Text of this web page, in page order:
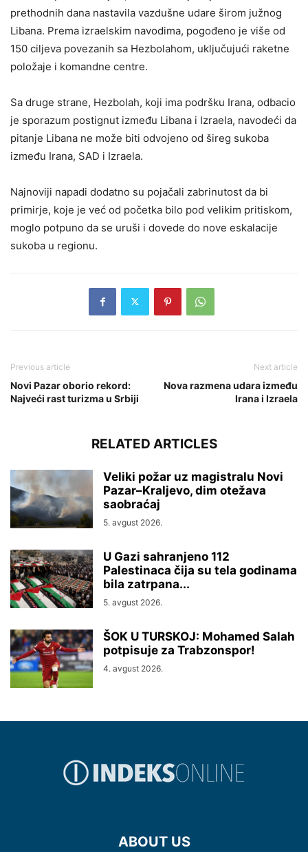
prethodnih dana nastavila vazdušne udare širom južnog
Libana. Prema izraelskim navodima, pogođeno je više od
150 ciljeva povezanih sa Hezbolahom, uključujući raketne
položaje i komandne centre.
Sa druge strane, Hezbolah, koji ima podršku Irana, odbacio
je sporazum postignut između Libana i Izraela, navodeći da
pitanje Libana ne može biti odvojeno od šireg sukoba
između Irana, SAD i Izraela.
Najnoviji napadi dodatno su pojačali zabrinutost da bi
primirje, koje je već od početka bilo pod velikim pritiskom,
moglo potpuno da se uruši i dovede do nove eskalacije
sukoba u regionu.
Previous article
Novi Pazar oborio rekord:
Najveći rast turizma u Srbiji
Next article
Nova razmena udara između
Irana i Izraela
RELATED ARTICLES
Veliki požar uz magistralu Novi
Pazar–Kraljevo, dim otežava
saobraćaj
5. avgust 2026.
U Gazi sahranjeno 112
Palestinaca čija su tela godinama
bila zatrpana...
5. avgust 2026.
ŠOK U TURSKOJ: Mohamed Salah
potpisuje za Trabzonspor!
4. avgust 2026.
ABOUT US